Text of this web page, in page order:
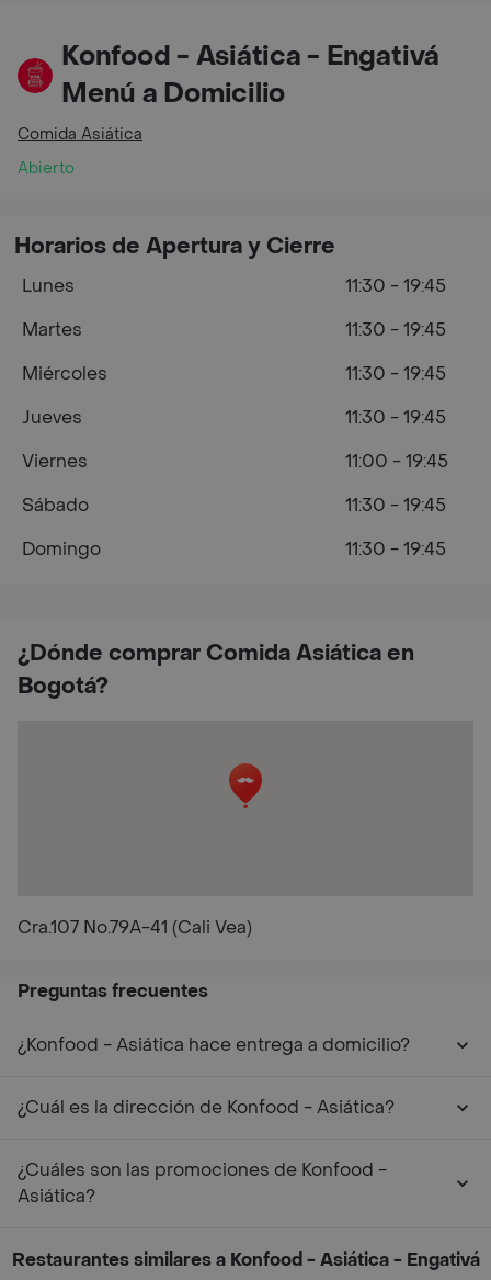
Konfood - Asiática - Engativá
Menú a Domicilio
Comida Asiática
Abierto
¿Dónde comprar Comida Asiática en
Bogotá?
Cra.107 No.79A-41 (Cali Vea)
Horarios de Apertura y Cierre
Lunes
11:30 - 19:45
Martes
11:30 - 19:45
Miércoles
11:30 - 19:45
Jueves
11:30 - 19:45
Viernes
11:00 - 19:45
Sábado
11:30 - 19:45
Domingo
11:30 - 19:45
Preguntas frecuentes
¿Konfood - Asiática hace entrega a domicilio?
¿Cuál es la dirección de Konfood - Asiática?
¿Cuáles son las promociones de Konfood -
Asiática?
Restaurantes similares a Konfood - Asiática - Engativá